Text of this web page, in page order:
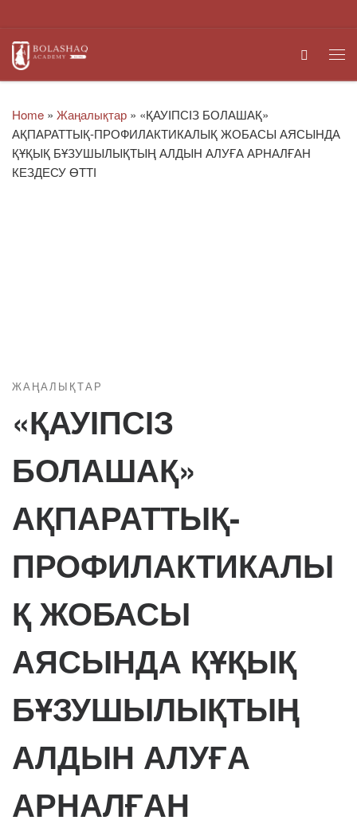
Search
Home » Жаңалықтар » «ҚАУІПСІЗ БОЛАШАҚ»
АҚПАРАТТЫҚ-ПРОФИЛАКТИКАЛЫҚ ЖОБАСЫ АЯСЫНДА
ҚҰҚЫҚ БҰЗУШЫЛЫҚТЫҢ АЛДЫН АЛУҒА АРНАЛҒАН
КЕЗДЕСУ ӨТТІ
ЖАҢАЛЫҚТАР
«ҚАУІПСІЗ
БОЛАШАҚ»
АҚПАРАТТЫҚ-
ПРОФИЛАКТИКАЛЫ
Қ ЖОБАСЫ
АЯСЫНДА ҚҰҚЫҚ
БҰЗУШЫЛЫҚТЫҢ
АЛДЫН АЛУҒА
АРНАЛҒАН